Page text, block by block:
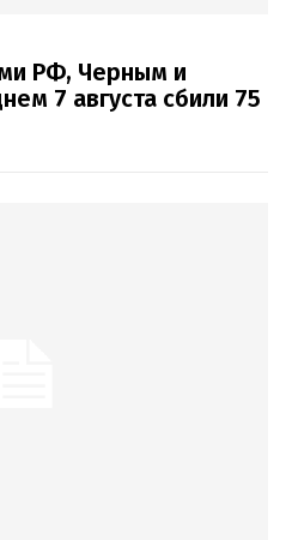
РФ, Черным и
7 августа сбили 75